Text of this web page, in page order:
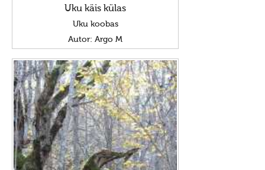
Uku käis külas
Uku koobas
Autor: Argo M